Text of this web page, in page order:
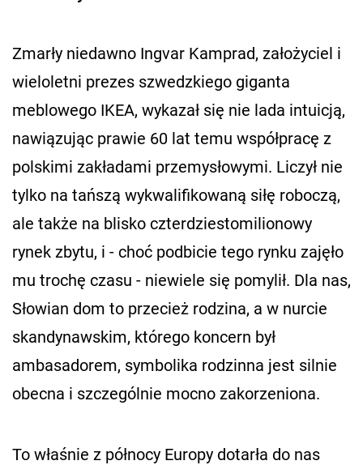
Zmarły niedawno Ingvar Kamprad, założyciel i
wieloletni prezes szwedzkiego giganta
meblowego IKEA, wykazał się nie lada intuicją,
nawiązując prawie 60 lat temu współpracę z
polskimi zakładami przemysłowymi. Liczył nie
tylko na tańszą wykwalifikowaną siłę roboczą,
ale także na blisko czterdziestomilionowy
rynek zbytu, i - choć podbicie tego rynku zajęło
mu trochę czasu - niewiele się pomylił. Dla nas,
Słowian dom to przecież rodzina, a w nurcie
skandynawskim, którego koncern był
ambasadorem, symbolika rodzinna jest silnie
obecna i szczególnie mocno zakorzeniona.
To właśnie z północy Europy dotarła do nas